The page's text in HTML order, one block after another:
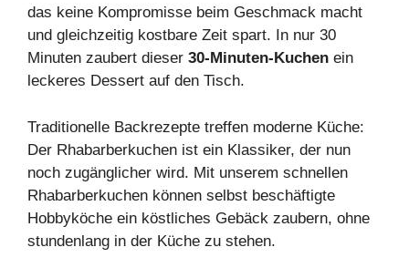
das keine Kompromisse beim Geschmack macht
und gleichzeitig kostbare Zeit spart. In nur 30
Minuten zaubert dieser 30-Minuten-Kuchen ein
leckeres Dessert auf den Tisch.
Traditionelle Backrezepte treffen moderne Küche:
Der Rhabarberkuchen ist ein Klassiker, der nun
noch zugänglicher wird. Mit unserem schnellen
Rhabarberkuchen können selbst beschäftigte
Hobbyköche ein köstliches Gebäck zaubern, ohne
stundenlang in der Küche zu stehen.